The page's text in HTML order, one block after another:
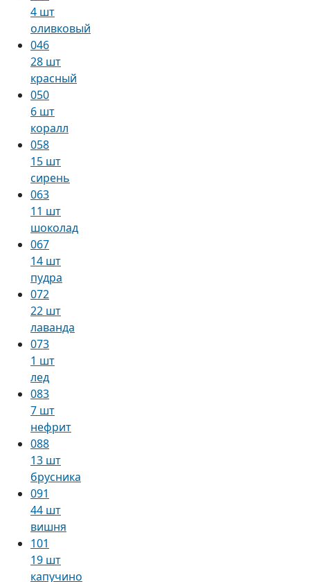
4 шт
оливковый
046
28 шт
красный
050
6 шт
коралл
058
15 шт
сирень
063
11 шт
шоколад
067
14 шт
пудра
072
22 шт
лаванда
073
1 шт
лед
083
7 шт
нефрит
088
13 шт
брусника
091
44 шт
вишня
101
19 шт
капучино